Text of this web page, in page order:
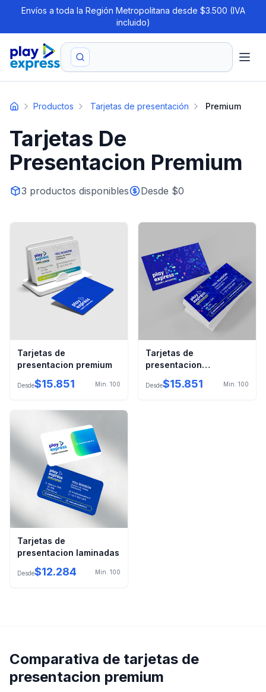
Envíos a toda la Región Metropolitana desde $3.500 (IVA
incluido)
Productos Tarjetas de presentación Premium
Tarjetas De
Presentacion Premium
3 productos disponibles Desde $0
Tarjetas de
presentacion premium
Desde$15.851 Min. 100
Tarjetas de
presentacion
holograficas
Desde$15.851 Min. 100
Tarjetas de
presentacion laminadas
Desde$12.284 Min. 100
Comparativa de tarjetas de
presentacion premium